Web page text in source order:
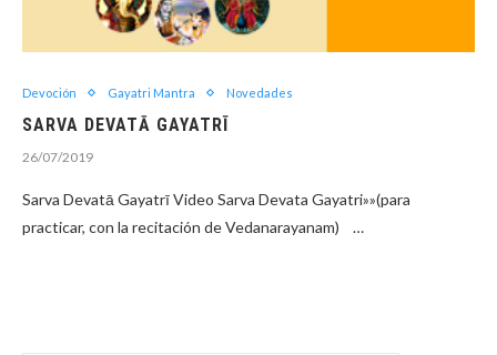
Devoción Gayatri Mantra Novedades
SARVA DEVATĀ GAYATRĪ
26/07/2019
Sarva Devatā Gayatrī Video Sarva Devata Gayatri»»(para
practicar, con la recitación de Vedanarayanam) …